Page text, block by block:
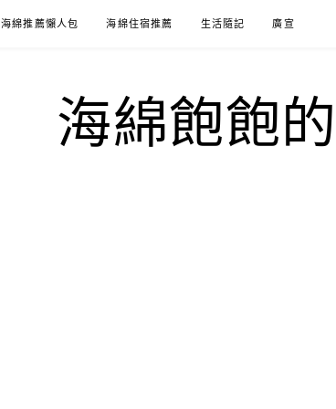
海綿推薦懶人包 海綿住宿推薦 生活隨記 廣宣
海綿飽飽